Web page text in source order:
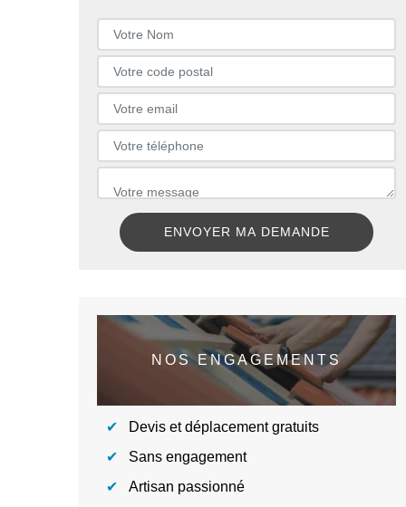
NOS ENGAGEMENTS
Devis et déplacement gratuits
Sans engagement
Artisan passionné